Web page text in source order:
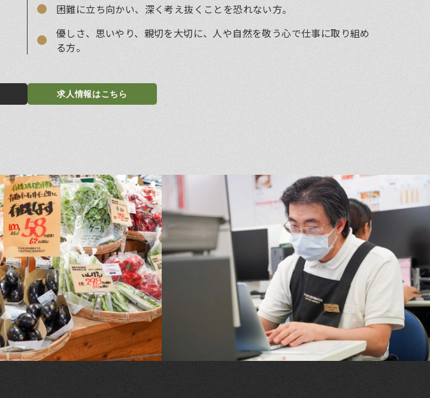
困難に立ち向かい、深く考え抜くことを恐れない方。
優しさ、思いやり、親切を大切に、人や自然を敬う心で仕事に取り組め
る方。
求人情報はこちら